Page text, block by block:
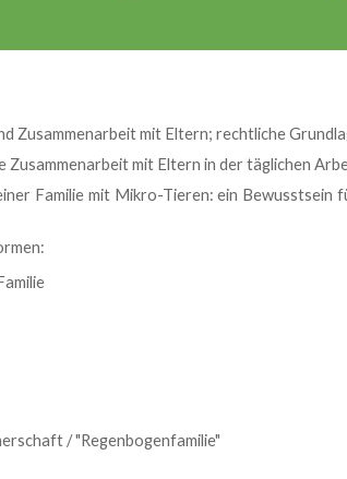
Zusammenarbeit mit Eltern; rechtliche
mit Eltern in der täglichen
Familie mit Mikro-Tieren: ein
/ "Regenbogenfamilie"